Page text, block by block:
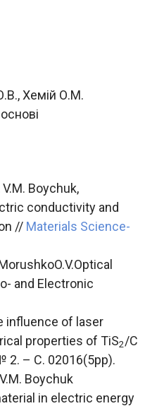
Хемій О.М.
Boychuk,
conductivity and
// Materials Science-
and Electronic
influence of laser
properties of TiS2/C
2. – С. 02016(5pp).
Boychuk
in electric energy